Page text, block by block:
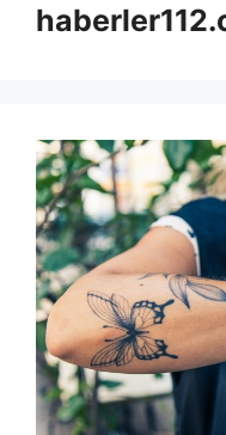
content